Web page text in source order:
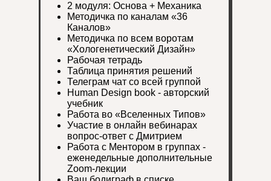
2 модуля: Основа + Механика
Методичка по каналам «36
Каналов»
Методичка по всем воротам
«Хологенетический Дизайн»
Рабочая тетрадь
Таблица принятия решений
Телеграм чат со всей группой
Human Design book - авторский
учебник
Работа во «Вселенных Типов»
Участие в онлайн вебинарах
вопрос-ответ с Дмитрием
Работа с Ментором в группах -
еженедельные дополнительные
Zoom-лекции